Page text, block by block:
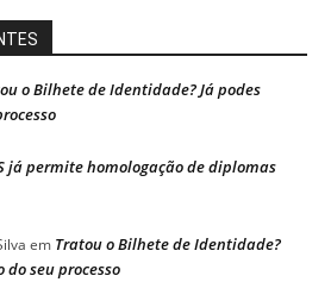
o Bilhete de Identidade? Já podes
já permite homologação de diplomas
em Tratou o Bilhete de Identidade?
do seu processo